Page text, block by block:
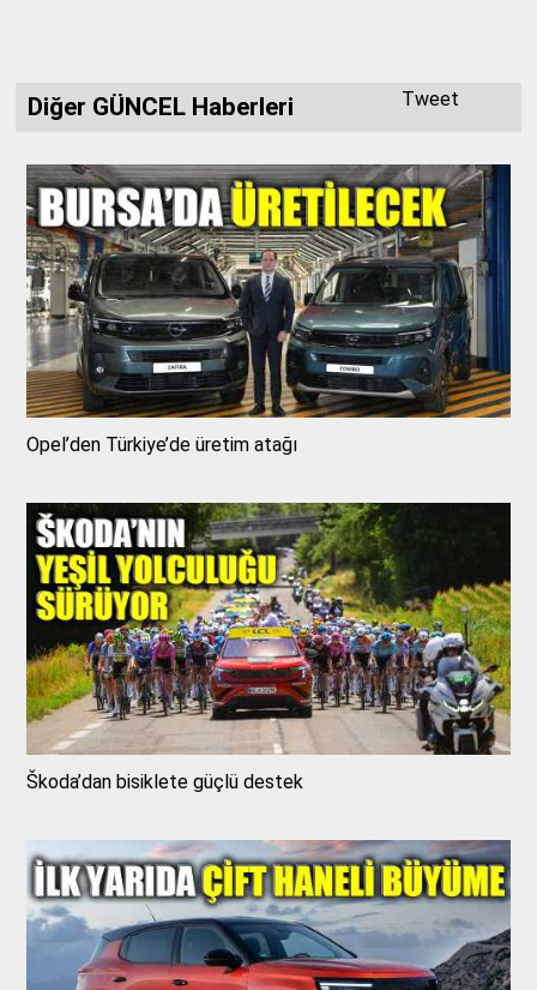
Tweet
Diğer GÜNCEL Haberleri
Opel’den Türkiye’de üretim atağı
Škoda’dan bisiklete güçlü destek